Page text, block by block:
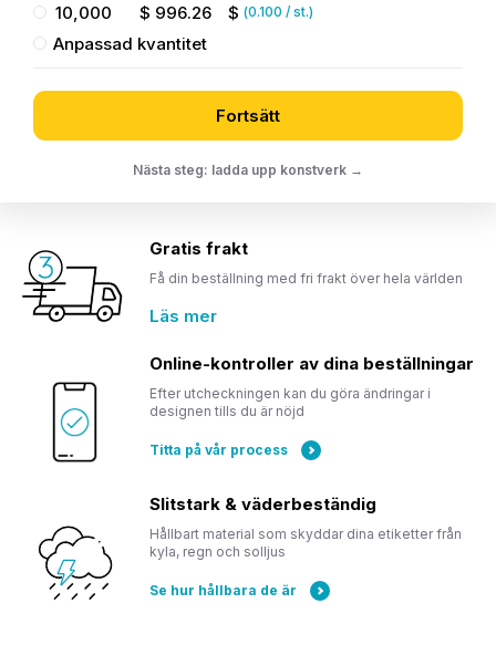
10,000 $ 996.26 $ (0.100 / st.)
Anpassad kvantitet
Fortsätt
Nästa steg: ladda upp konstverk →
Gratis frakt
Få din beställning med fri frakt över hela världen
Läs mer
Online-kontroller av dina beställningar
Efter utcheckningen kan du göra ändringar i
designen tills du är nöjd
Titta på vår process
Slitstark & väderbeständig
Hållbart material som skyddar dina etiketter från
kyla, regn och solljus
Se hur hållbara de är